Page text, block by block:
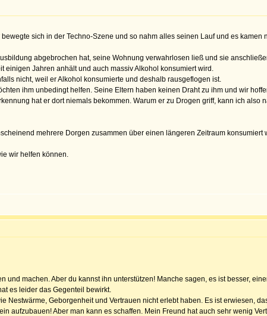
sich in der Techno-Szene und so nahm alles seinen Lauf und es kamen
abgebrochen hat, seine Wohnung verwahrlosen ließ und sie
Jahren anhält und auch massiv Alkohol konsumiert wird.
nicht, weil er Alkohol konsumierte und deshalb rausgeflogen ist.
ihm unbedingt helfen. Seine Eltern haben keinen Draht zu ihm und wir
hat er dort niemals bekommen. Warum er zu Drogen griff, kann ich also
mehrere Dorgen zusammen über einen längeren Zeitraum
wir helfen können.
machen. Aber du kannst ihn unterstützen! Manche sagen, es ist besser,
es leider das Gegenteil bewirkt.
Geborgenheit und Vertrauen nicht erlebt haben. Es ist erwiesen,
aufzubauen! Aber man kann es schaffen. Mein Freund hat auch sehr wenig